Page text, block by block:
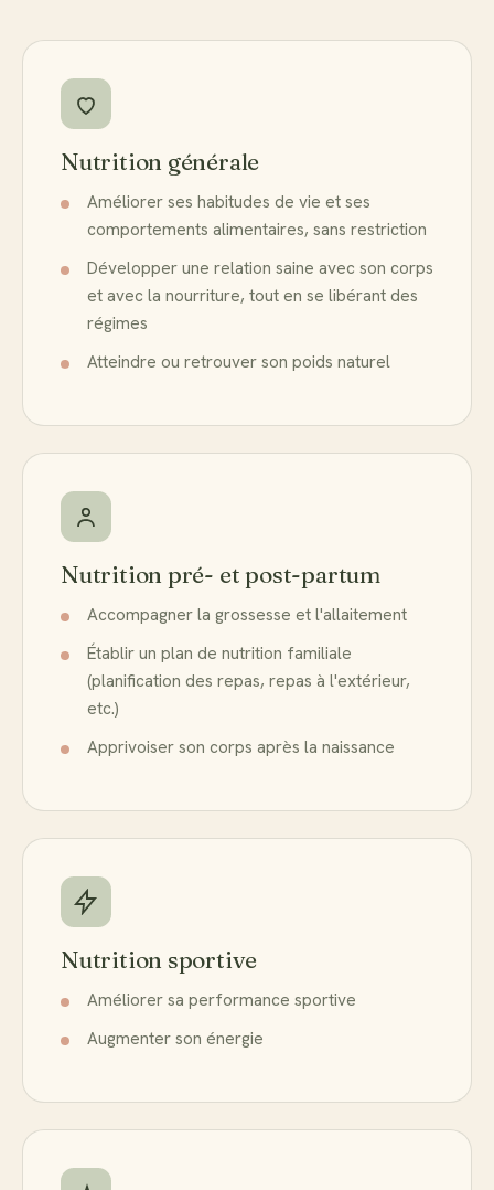
Nutrition générale
Améliorer ses habitudes de vie et ses
comportements alimentaires, sans restriction
Développer une relation saine avec son corps
et avec la nourriture, tout en se libérant des
régimes
Atteindre ou retrouver son poids naturel
Nutrition pré- et post-partum
Accompagner la grossesse et l'allaitement
Établir un plan de nutrition familiale
(planification des repas, repas à l'extérieur,
etc.)
Apprivoiser son corps après la naissance
Nutrition sportive
Améliorer sa performance sportive
Augmenter son énergie